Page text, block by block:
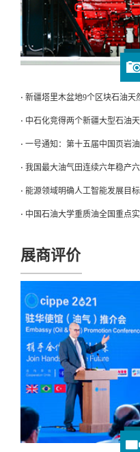
⋅ 新疆塔里木盆地9个区块石油天
⋅ 中石化竞得两个新疆大型石油
⋅ 我国最大油气田连续六年稳产
⋅ 能源领域明确人工智能发展目标
⋅ 中国石油大学重质油全国重点
展商评价